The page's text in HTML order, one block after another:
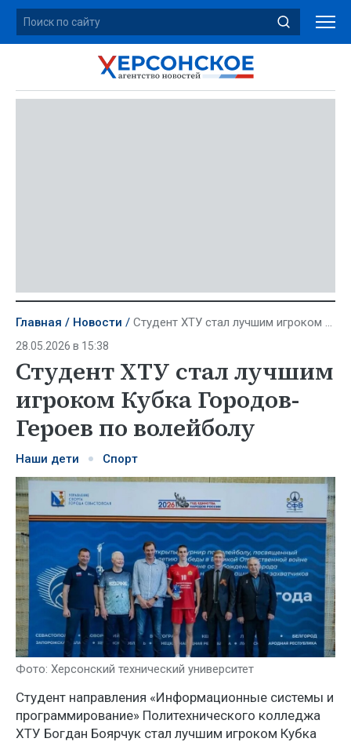
Главная Новости Студент ХТУ стал лучшим игроком Кубка Городов-Героев по волейболу
28.05.2026 в 15:38
Студент ХТУ стал лучшим
игроком Кубка Городов-
Героев по волейболу
Наши дети Спорт
Фото: Херсонский технический университет
Студент направления «Информационные системы и
программирование» Политехнического колледжа
ХТУ Богдан Боярчук стал лучшим игроком Кубка